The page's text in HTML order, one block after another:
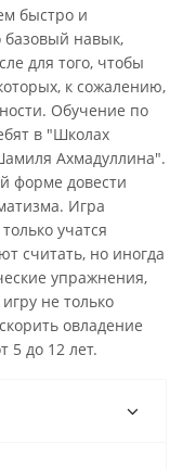
быстро и
базовый навык,
для того, чтобы
к сожалению,
Обучение по
в "Школах
Ахмадуллина".
форме довести
Игра
учатся
считать, но иногда
упражнения,
не только
овладение
5 до 12 лет.